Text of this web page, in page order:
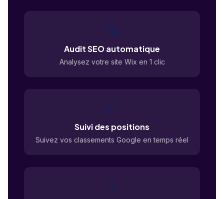
🔍
Audit SEO automatique
Analysez votre site Wix en 1 clic
📈
Suivi des positions
Suivez vos classements Google en temps réel
⚡